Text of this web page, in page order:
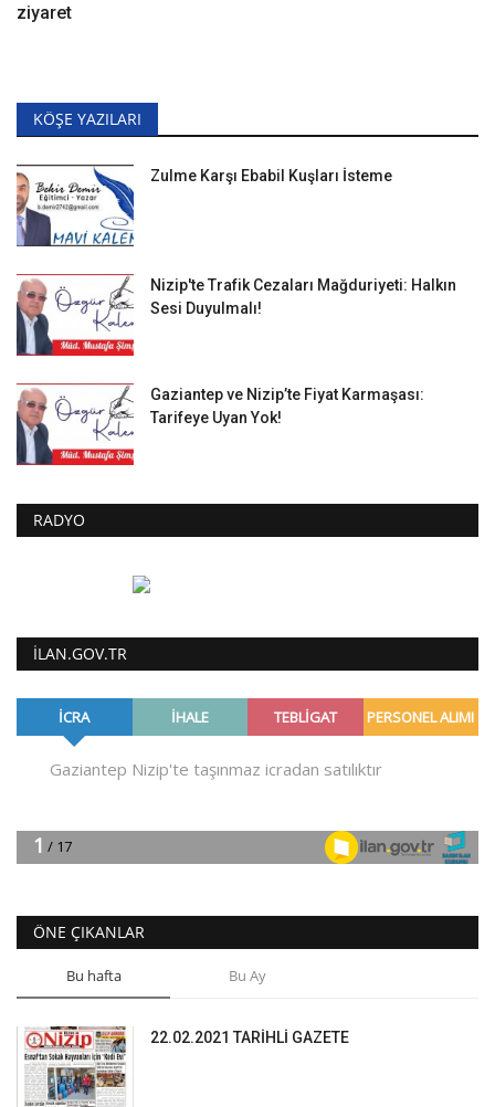
ziyaret
KÖŞE YAZILARI
Zulme Karşı Ebabil Kuşları İsteme
Nizip'te Trafik Cezaları Mağduriyeti: Halkın
Sesi Duyulmalı!
Gaziantep ve Nizip’te Fiyat Karmaşası:
Tarifeye Uyan Yok!
RADYO
ILAN.GOV.TR
ÖNE ÇIKANLAR
Bu hafta Bu Ay
22.02.2021 TARİHLİ GAZETE